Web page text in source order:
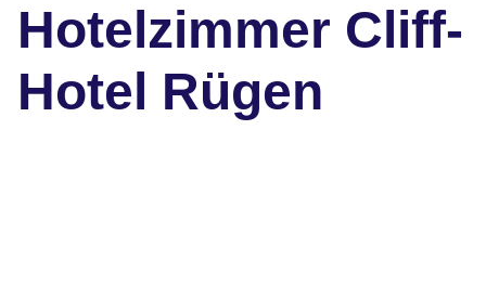
Hotelzimmer Cliff-
Hotel Rügen